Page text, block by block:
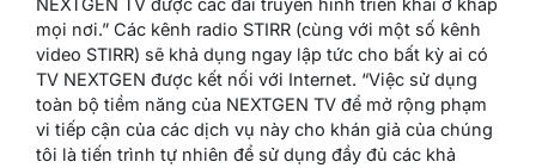
NEXTGEN TV được các đài truyền hình triển khai ở khắp
mọi nơi.” Các kênh radio STIRR (cùng với một số kênh
video STIRR) sẽ khả dụng ngay lập tức cho bất kỳ ai có
TV NEXTGEN được kết nối với Internet. “Việc sử dụng
toàn bộ tiềm năng của NEXTGEN TV để mở rộng phạm
vi tiếp cận của các dịch vụ này cho khán giả của chúng
tôi là tiến trình tự nhiên để sử dụng đầy đủ các khả